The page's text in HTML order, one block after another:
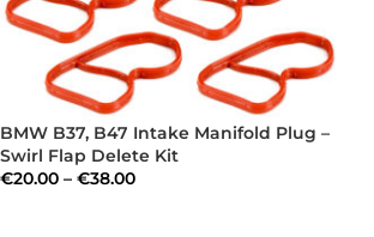
BMW B37, B47 Intake Manifold Plug –
Swirl Flap Delete Kit
€20.00 – €38.00